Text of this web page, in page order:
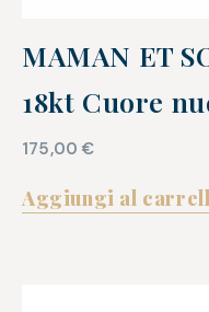
MAMAN ET
18kt Cuore
175,00€
Aggiungi al